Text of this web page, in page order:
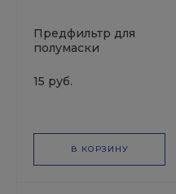
Предфильтр для
полумаски
двумя фильтрами (1
пара) РМ-93222
15 руб.
В КОРЗИНУ